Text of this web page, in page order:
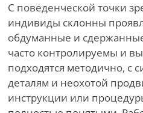
С поведенческой точки
индивиды склонны
обдуманные и
часто контролируемы и
подходятся методично, с
деталям и неохотой
инструкции или